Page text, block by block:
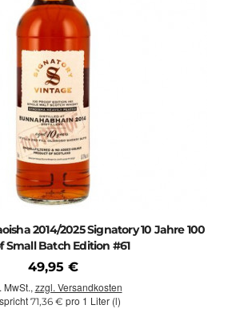
2014/2025 Signatory 10 Jahre 100
Small Batch Edition #61
49,95 €
MwSt., zzgl. Versandkosten
71,36 € pro 1 Liter (l)